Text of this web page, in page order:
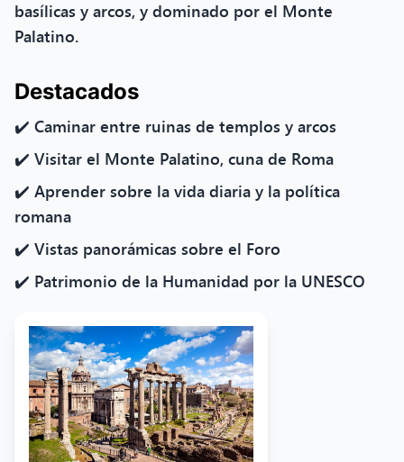
basílicas y arcos, y dominado por el Monte
Palatino.
Destacados
✔️ Caminar entre ruinas de templos y arcos
✔️ Visitar el Monte Palatino, cuna de Roma
✔️ Aprender sobre la vida diaria y la política
romana
✔️ Vistas panorámicas sobre el Foro
✔️ Patrimonio de la Humanidad por la UNESCO